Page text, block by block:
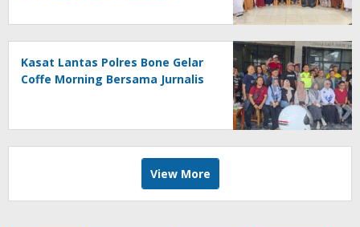
Kasat Lantas Polres Bone Gelar
Coffe Morning Bersama Jurnalis
View More